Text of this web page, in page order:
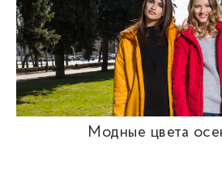
Модные цвета